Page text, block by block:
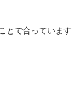
とで合っています